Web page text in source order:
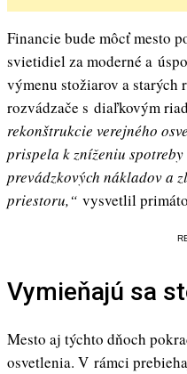
Financie bude môcť mesto
svietidiel za moderné a
výmenu stožiarov a starých
rozvádzače s diaľkovým
rekonštrukcie verejného
prispela k zníženiu
prevádzkových nákladov a
priestoru,“ vysvetlil
Vymieňajú sa
Mesto aj týchto dňoch
osvetlenia. V rámci